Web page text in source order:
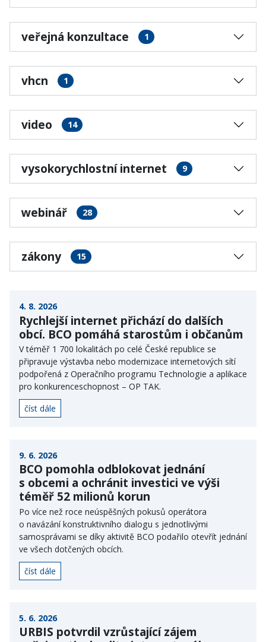
veřejná konzultace 1
vhcn 1
video 14
vysokorychlostní internet 9
webinář 28
zákony 15
4. 8. 2026
Rychlejší internet přichází do dalších
obcí. BCO pomáhá starostům i občanům
V téměř 1 700 lokalitách po celé České republice se
připravuje výstavba nebo modernizace internetových sítí
podpořená z Operačního programu Technologie a aplikace
pro konkurenceschopnost – OP TAK.
číst dále
9. 6. 2026
BCO pomohla odblokovat jednání
s obcemi a ochránit investici ve výši
téměř 52 milionů korun
Po více než roce neúspěšných pokusů operátora
o navázání konstruktivního dialogu s jednotlivými
samosprávami se díky aktivitě BCO podařilo otevřít jednání
ve všech dotčených obcích.
číst dále
5. 6. 2026
URBIS potvrdil vzrůstající zájem